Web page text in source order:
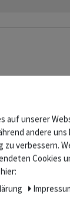
auf unserer
andere
zu verbessern.
Cookies